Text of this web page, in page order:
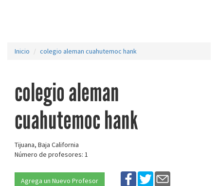
Inicio colegio aleman cuahutemoc hank
colegio aleman
cuahutemoc hank
Tijuana, Baja California
Número de profesores: 1
Agrega un Nuevo Profesor